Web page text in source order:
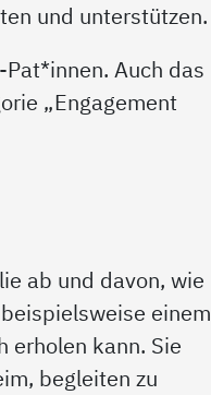
und unterstützen.
Auch das
„Engagement
ab und davon, wie
einem
erholen kann. Sie
begleiten zu